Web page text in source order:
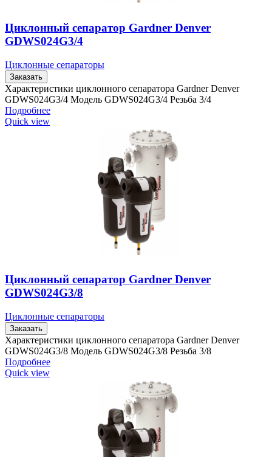
Циклонный сепаратор Gardner Denver
GDWS024G3/4
Циклонные сепараторы
Заказать
Характеристики циклонного сепаратора Gardner Denver
GDWS024G3/4 Модель GDWS024G3/4 Резьба 3/4
Подробнее
Quick view
Циклонный сепаратор Gardner Denver
GDWS024G3/8
Циклонные сепараторы
Заказать
Характеристики циклонного сепаратора Gardner Denver
GDWS024G3/8 Модель GDWS024G3/8 Резьба 3/8
Подробнее
Quick view